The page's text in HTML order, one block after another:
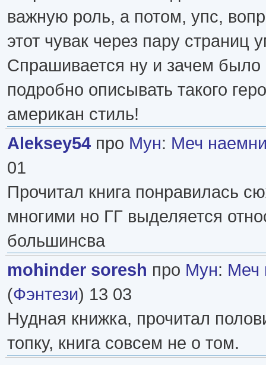
важную роль, а потом, упс,
этот чувак через пару страниц
Спрашивается ну и зачем было
подробно описывать такого
американ стиль!
Aleksey54 про Мун: Меч
01
Прочитал книга понравилась
многими но ГГ выделяется
большинсва
mohinder soresh про Мун: Меч
(Фэнтези) 13 03
Нудная книжка, прочитал
топку, книга совсем не о том.